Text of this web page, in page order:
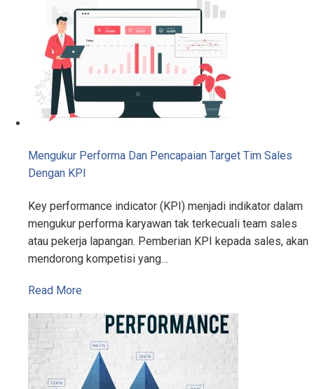
Mengukur Performa Dan Pencapaian Target Tim Sales
Dengan KPI
Key performance indicator (KPI) menjadi indikator dalam
mengukur performa karyawan tak terkecuali team sales
atau pekerja lapangan. Pemberian KPI kepada sales, akan
mendorong kompetisi yang…
Read More